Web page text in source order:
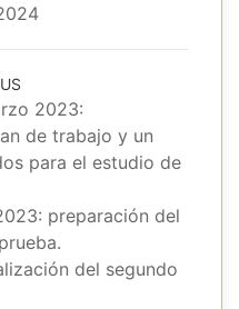
2023:
de trabajo y un
para el estudio de
preparación del
del segundo